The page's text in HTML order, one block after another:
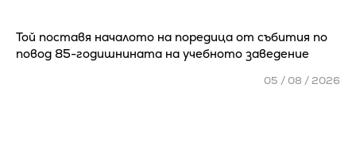
Той поставя началото на поредица от събития по
повод 85-годишнината на учебното заведение
05 / 08 / 2026